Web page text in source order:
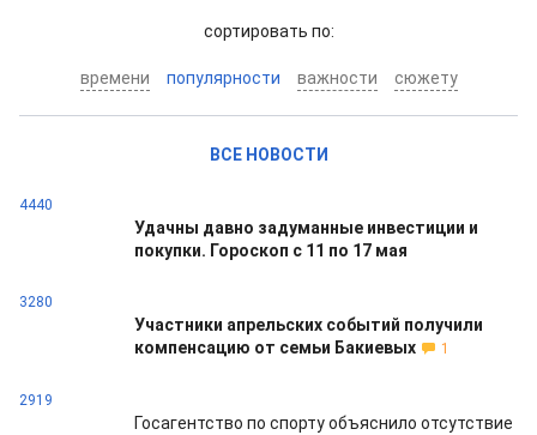
cортировать по:
времени популярности важности сюжету
ВСЕ НОВОСТИ
4440
Удачны давно задуманные инвестиции и
покупки. Гороскоп с 11 по 17 мая
3280
Участники апрельских событий получили
компенсацию от семьи Бакиевых
1
2919
Госагентство по спорту объяснило отсутствие